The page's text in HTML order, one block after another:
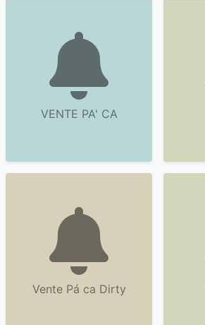
VENTE PA' CA
Vente Pá ca Dirty